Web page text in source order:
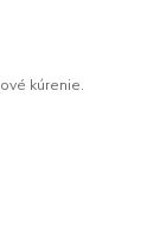
kúrenie.